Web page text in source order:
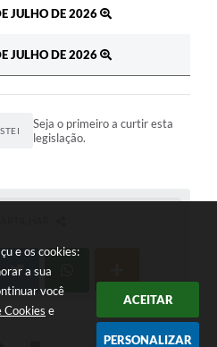
e os cookies:
a sua
você
Cookies e
ACEITAR
PERSONALIZAR
JULHO DE 2026
JULHO DE 2026
Seja o primeiro a curtir esta
legislação.